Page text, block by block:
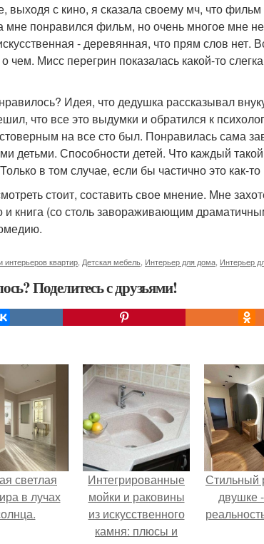
с кино, я сказала своему мч, что
мне понравился фильм, но очень многое мне
- деревянная, что прям слов
чем. Мисс перегрин показалась какой-то
Идея, что дедушка рассказывал
что все это выдумки и обратился к
на все сто был. Понравилась сама
детьми. Способности детей. Что каждый
в том случае, если бы частично это как-
стоит, составить свое мнение. Мне
и книга (со столь завораживающим
интерьеров квартир Детская мебель Интерьер для дома Интерьер
Поделитесь с друзьями!
светлая
в лучах
Интегрированные
мойки и раковины
из искусственного
камня: плюсы и
Стильный
двушке